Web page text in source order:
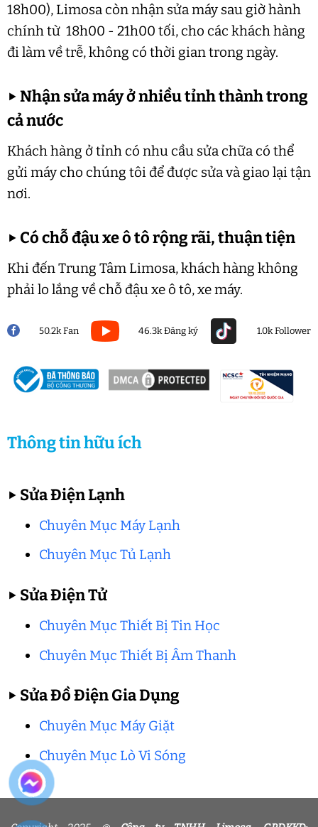
18h00), Limosa còn nhận sửa máy sau giờ hành
chính từ 18h00 - 21h00 tối, cho các khách hàng
đi làm về trễ, không có thời gian trong ngày.
▶Nhận sửa máy ở nhiều tỉnh thành trong
cả nước
Khách hàng ở tỉnh có nhu cầu sửa chữa có thể
gửi máy cho chúng tôi để được sửa và giao lại tận
nơi.
▶ Có chỗ đậu xe ô tô rộng rãi, thuận tiện
Khi đến Trung Tâm Limosa, khách hàng không
phải lo lắng về chỗ đậu xe ô tô, xe máy.
50.2k Fan 46.3k Đăng ký 1.0k Follower
Thông tin hữu ích
▶ Sửa Điện Lạnh
Chuyên Mục Máy Lạnh
Chuyên Mục Tủ Lạnh
▶ Sửa Điện Tử
Chuyên Mục Thiết Bị Tin Học
Chuyên Mục Thiết Bị Âm Thanh
▶ Sửa Đồ Điện Gia Dụng
Chuyên Mục Máy Giặt
Chuyên Mục Lò Vi Sóng